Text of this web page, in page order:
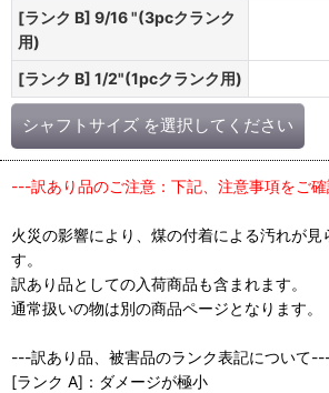
[ランク B] 9/16 "(3pcクランク
用)
[ランク B] 1/2"(1pcクランク用)
シャフトサイズ を選択してください
---訳あり品のご注意：下記、注意事項をご
火災の影響により、煤の付着による汚れが見
す。
訳あり品としての入荷商品も含まれます。
通常扱いの物は別の商品ページとなります。
---訳あり品、被害品のランク表記について
[ランク A]：ダメージが極小